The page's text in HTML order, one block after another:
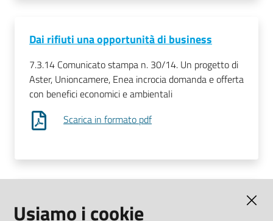
Dai rifiuti una opportunità di business
7.3.14 Comunicato stampa n. 30/14. Un progetto di
Aster, Unioncamere, Enea incrocia domanda e offerta
con benefici economici e ambientali
Scarica in formato pdf
Usiamo i cookie